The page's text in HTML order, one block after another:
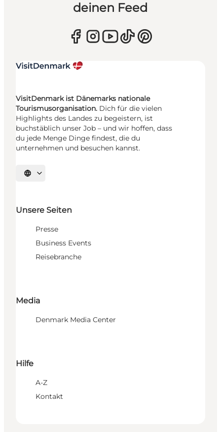
deinen Feed
VisitDenmark ist Dänemarks nationale
Tourismusorganisation. Dich für die vielen
Highlights des Landes zu begeistern, ist
buchstäblich unser Job – und wir hoffen, dass
du jede Menge Dinge findest, die du
unternehmen und besuchen kannst.
Sprache auswählen
Unsere Seiten
Presse
Business Events
Reisebranche
Media
Denmark Media Center
Hilfe
A-Z
Kontakt